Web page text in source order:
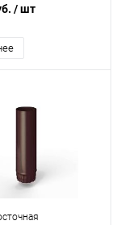
RAL 3007
/ шт